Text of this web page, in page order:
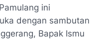
ini
dengan sambutan
Bapak Ismu